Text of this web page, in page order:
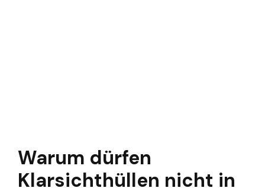
Warum dürfen
Klarsichthüllen nicht in